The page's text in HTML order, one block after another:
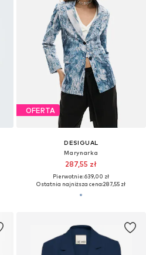
OFERTA
DESIGUAL
Marynarka
287,55 zł
Pierwotnie: 639,00 zł
Ostatnia najniższa cena:287,55 zł